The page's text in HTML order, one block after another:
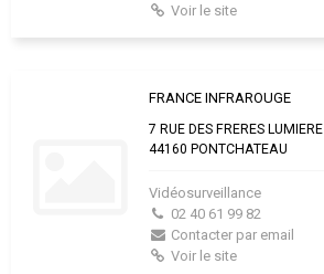
Voir le site
FRANCE INFRAROUGE
7 RUE DES FRERES LUMIERE
44160 PONTCHATEAU
Vidéosurveillance
02 40 61 99 82
Contacter par email
Voir le site